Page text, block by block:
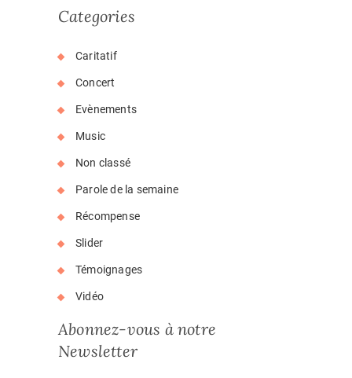
Categories
Caritatif
Concert
Evènements
Music
Non classé
Parole de la semaine
Récompense
Slider
Témoignages
Vidéo
Abonnez-vous à notre
Newsletter